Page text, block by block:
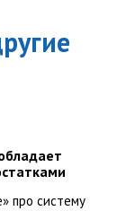
про систему